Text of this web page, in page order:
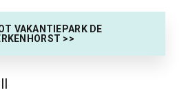
VAKANTIEPARK DE
>>